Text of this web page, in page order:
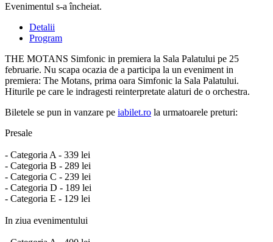
Evenimentul s-a încheiat.
Detalii
Program
THE MOTANS Simfonic in premiera la Sala Palatului pe 25
februarie. Nu scapa ocazia de a participa la un eveniment in
premiera: The Motans, prima oara Simfonic la Sala Palatului.
Hiturile pe care le indragesti reinterpretate alaturi de o orchestra.
Biletele se pun in vanzare pe iabilet.ro la urmatoarele preturi:
Presale
- Categoria A - 339 lei
- Categoria B - 289 lei
- Categoria C - 239 lei
- Categoria D - 189 lei
- Categoria E - 129 lei
In ziua evenimentului